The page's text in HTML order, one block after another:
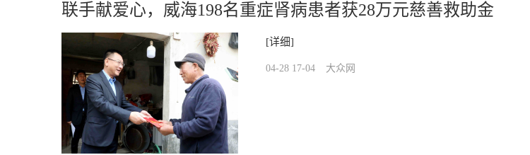
联手献爱心，威海198名重症肾病患者获28万元慈善救助金
[详细]
04-28 17-04 大众网